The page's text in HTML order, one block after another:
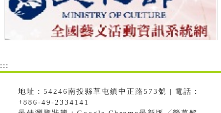
:::
地址：54246南投縣草屯鎮中正路573號 | 電話：
+886-49-2334141